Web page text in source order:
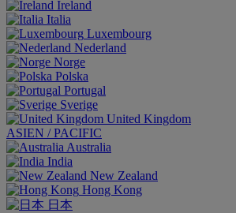
Ireland
Italia
Luxembourg
Nederland
Norge
Polska
Portugal
Sverige
United Kingdom
ASIEN / PACIFIC
Australia
India
New Zealand
Hong Kong
日本